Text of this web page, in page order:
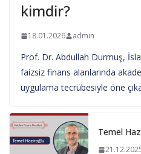
kimdir?
18.01.2026 admin
Prof. Dr. Abdullah Durmuş,
faizsiz finans alanlarında
uygulama tecrübesiyle öne
Temel